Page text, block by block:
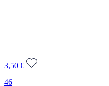
3,50 €
46